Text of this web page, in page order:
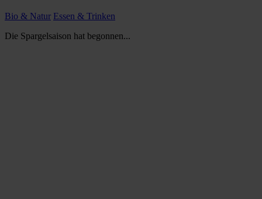
Bio & Natur Essen & Trinken
Die Spargelsaison hat begonnen...